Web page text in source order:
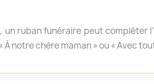
ruban funéraire peut compléter
À notre chère maman » ou « Avec